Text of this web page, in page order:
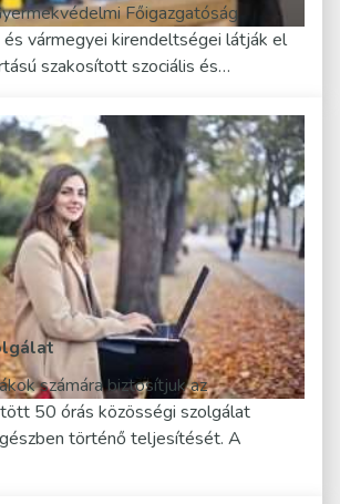
Főigazgatóság
vármegyei kirendeltségei látják el
szakosított szociális és…
számára biztosítjuk az
50 órás közösségi szolgálat
történő teljesítését. A